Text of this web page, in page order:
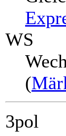
WS
(
3pol